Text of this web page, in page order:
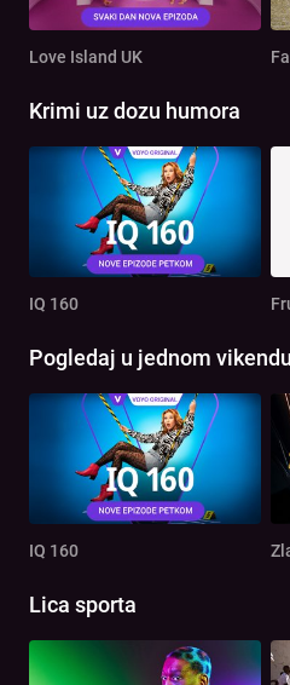
Love Island UK
Krimi uz dozu humora
IQ 160
Pogledaj u jednom vikendu
IQ 160
Lica sporta